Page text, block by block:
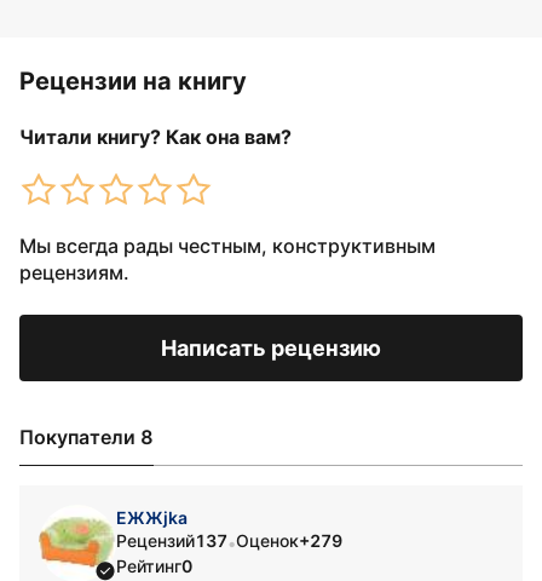
Рецензии на книгу
Читали книгу? Как она вам?
Мы всегда рады честным, конструктивным
рецензиям.
Написать рецензию
Покупатели 8
EЖЖjka
Рецензий137•Оценок+279
Рейтинг0